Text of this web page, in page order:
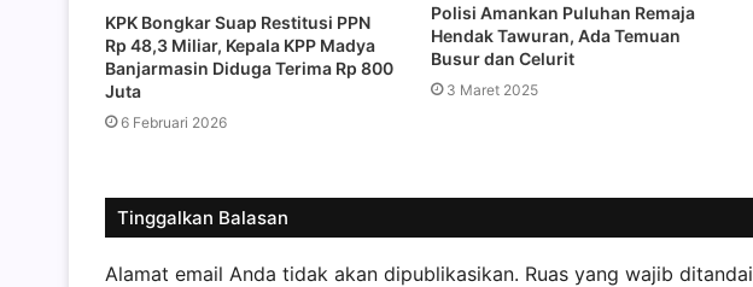
KPK Bongkar Suap Restitusi PPN
Rp 48,3 Miliar, Kepala KPP Madya
Banjarmasin Diduga Terima Rp 800
Juta
6 Februari 2026
Polisi Amankan Puluhan Remaja
Hendak Tawuran, Ada Temuan
Busur dan Celurit
3 Maret 2025
Tinggalkan Balasan
Alamat email Anda tidak akan dipublikasikan. Ruas yang wajib ditandai